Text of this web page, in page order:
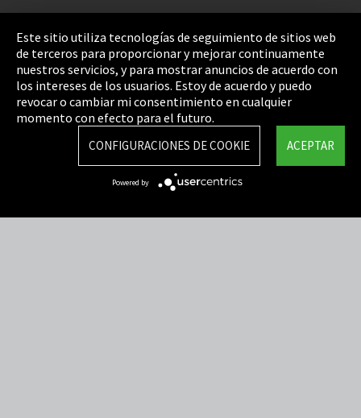
Pie de imprenta
Política de privacidad
Cookie Settings
Términos y Condiciones
Mapa del sitio
Integrity Line
Este sitio utiliza tecnologías de seguimiento de sitios web
de terceros para proporcionar y mejorar continuamente
nuestros servicios, y para mostrar anuncios de acuerdo con
los intereses de los usuarios. Estoy de acuerdo y puedo
revocar o cambiar mi consentimiento en cualquier
momento con efecto para el futuro.
ACEPTAR
CONFIGURACIONES DE COOKIE
Powered by